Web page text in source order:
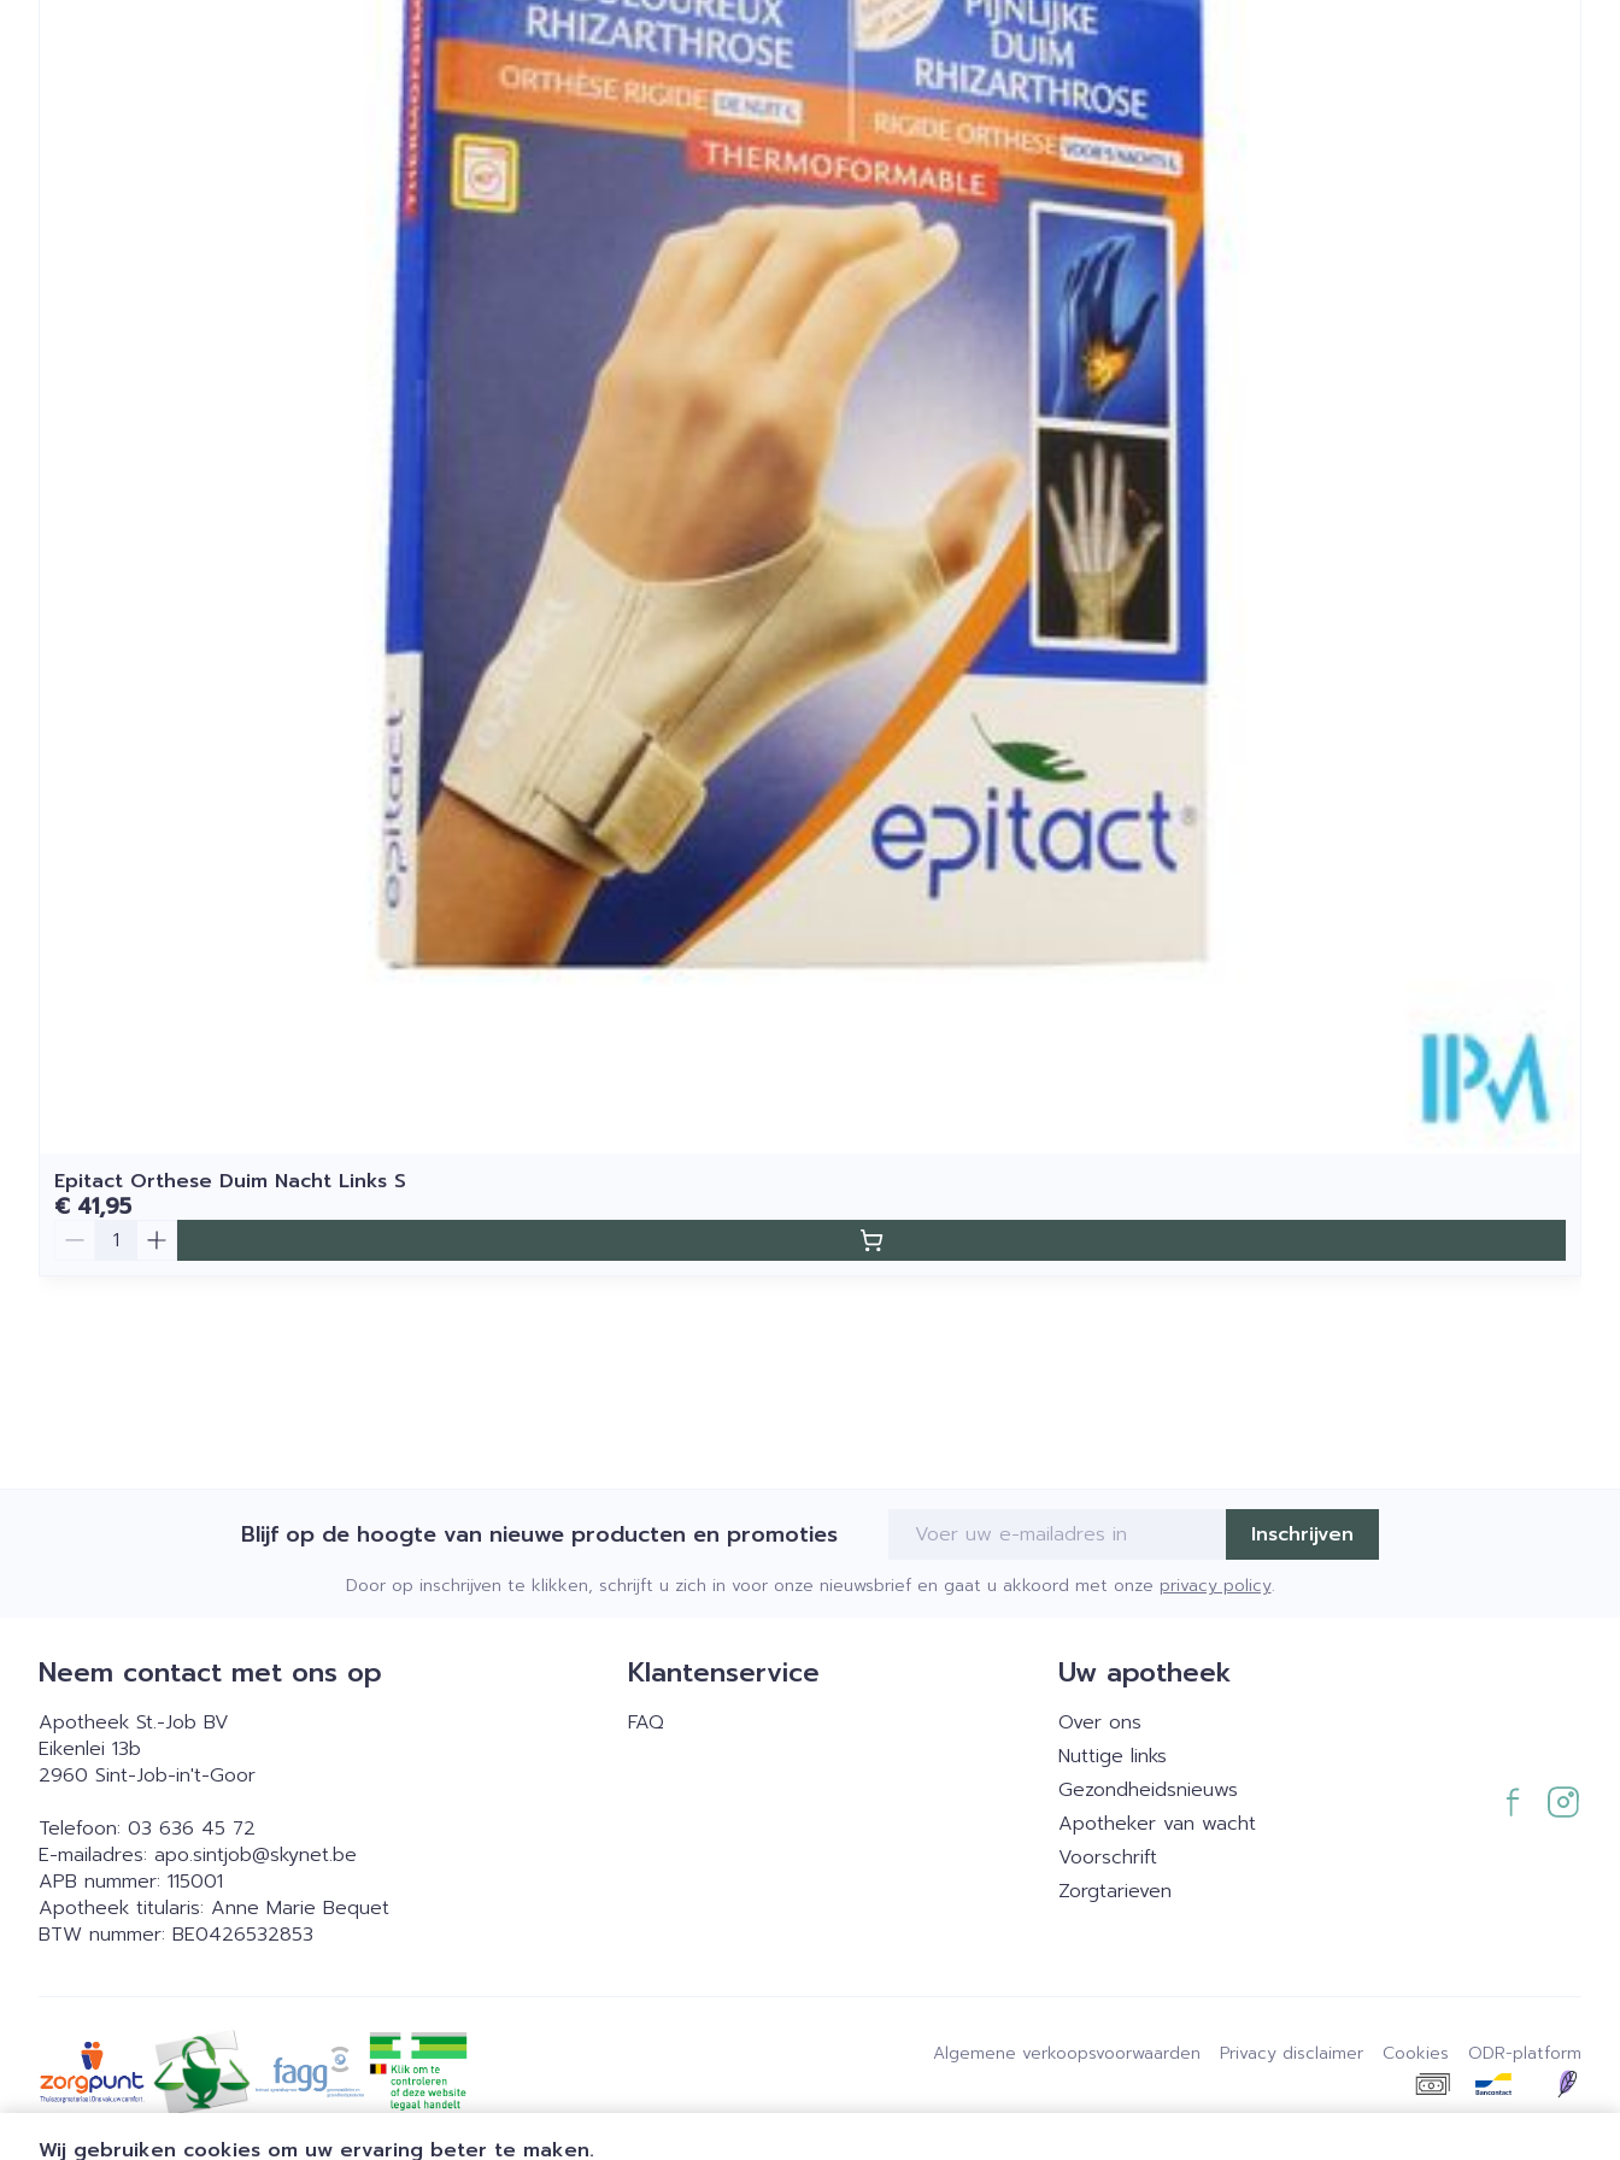
Wij gebruiken cookies om uw ervaring beter te maken.
Epitact Orthese Duim Nacht Links S
€ 41,95
Aantal
Blijf op de hoogte van nieuwe producten en promoties E-mail adres Inschrijven
Door op inschrijven te klikken, schrijft u zich in voor onze nieuwsbrief en gaat u akkoord met onze privacy policy.
Neem contact met ons op
Apotheek St.-Job BV
Eikenlei 13b
2960 Sint-Job-in't-Goor
Telefoon: 03 636 45 72
E-mailadres: apo.sintjob@skynet.be
APB nummer: 115001
Apotheek titularis: Anne Marie Bequet
BTW nummer: BE0426532853
Klantenservice
FAQ
Uw apotheek
Over ons
Nuttige links
Gezondheidsnieuws
Apotheker van wacht
Voorschrift
Zorgtarieven
Algemene verkoopsvoorwaarden Privacy disclaimer Cookies ODR-platform